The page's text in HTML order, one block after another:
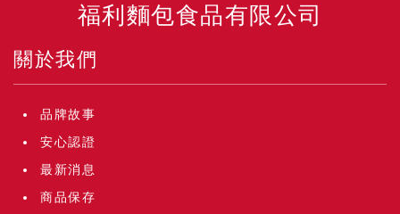
福利麵包食品有限公司
關於我們
品牌故事
安心認證
最新消息
商品保存